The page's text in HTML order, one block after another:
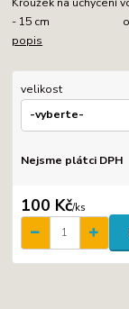
Kroužek na uchycení
- 15 cm
popis
velikost
Nejsme plátci DPH
100 Kč/ks